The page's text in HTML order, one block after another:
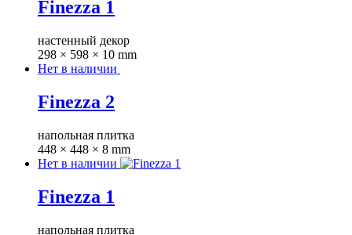
Finezza 1
настенный декор
298 × 598 × 10 mm
Нет в наличии
Finezza 2
напольная плитка
448 × 448 × 8 mm
Нет в наличии
Finezza 1
напольная плитка